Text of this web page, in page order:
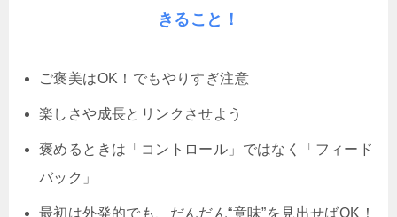
きること！
ご褒美はOK！でもやりすぎ注意
楽しさや成長とリンクさせよう
褒めるときは「コントロール」ではなく「フィード
バック」
最初は外発的でも、だんだん“意味”を見出せばOK！